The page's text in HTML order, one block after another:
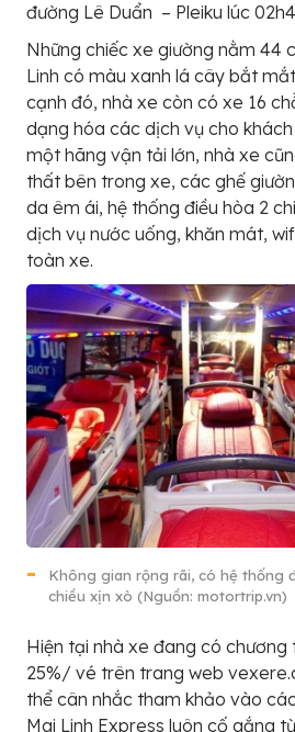
đường Lê Duẩn – Pleiku lúc
Những chiếc xe giường nằm 44
Linh có màu xanh lá cây bắt
cạnh đó, nhà xe còn có xe 16
dạng hóa các dịch vụ cho
một hãng vận tải lớn, nhà xe
thất bên trong xe, các ghế
da êm ái, hệ thống điều hòa 2
dịch vụ nước uống, khăn mát,
toàn xe.
Không gian rộng rãi, có hệ thống
chiều xịn xò (Nguồn: motortrip.vn)
Hiện tại nhà xe đang có chương
25%/ vé trên trang web
thể cân nhắc tham khảo vào
Mai Linh Express luôn cố gắng